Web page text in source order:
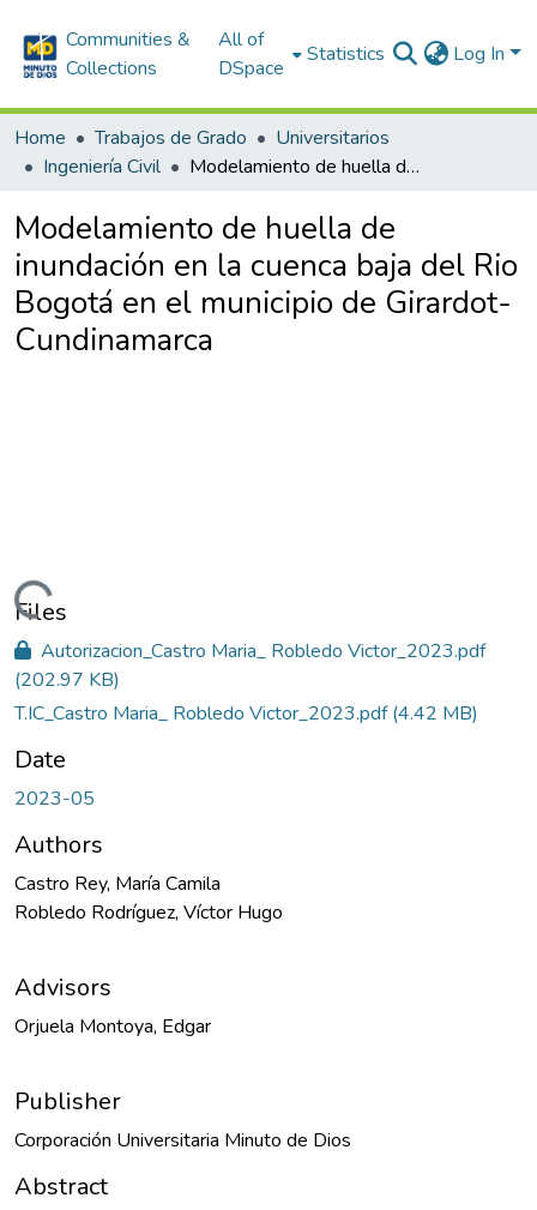
Communities &
Collections
All of
DSpace
Statistics Log In
Home Trabajos de Grado
Universitarios
Ingeniería Civil
Modelamiento de huella de inundación en la cuenca baja del Rio Bogotá en el municipio de Girardot-Cundinamarca
Modelamiento de huella de
inundación en la cuenca baja del Rio
Bogotá en el municipio de Girardot-
Cundinamarca
Files
Autorizacion_Castro Maria_ Robledo Victor_2023.pdf
(202.97 KB)
T.IC_Castro Maria_ Robledo Victor_2023.pdf(4.42 MB)
Date
2023-05
Authors
Castro Rey, María Camila
Robledo Rodríguez, Víctor Hugo
Advisors
Orjuela Montoya, Edgar
Publisher
Corporación Universitaria Minuto de Dios
Abstract